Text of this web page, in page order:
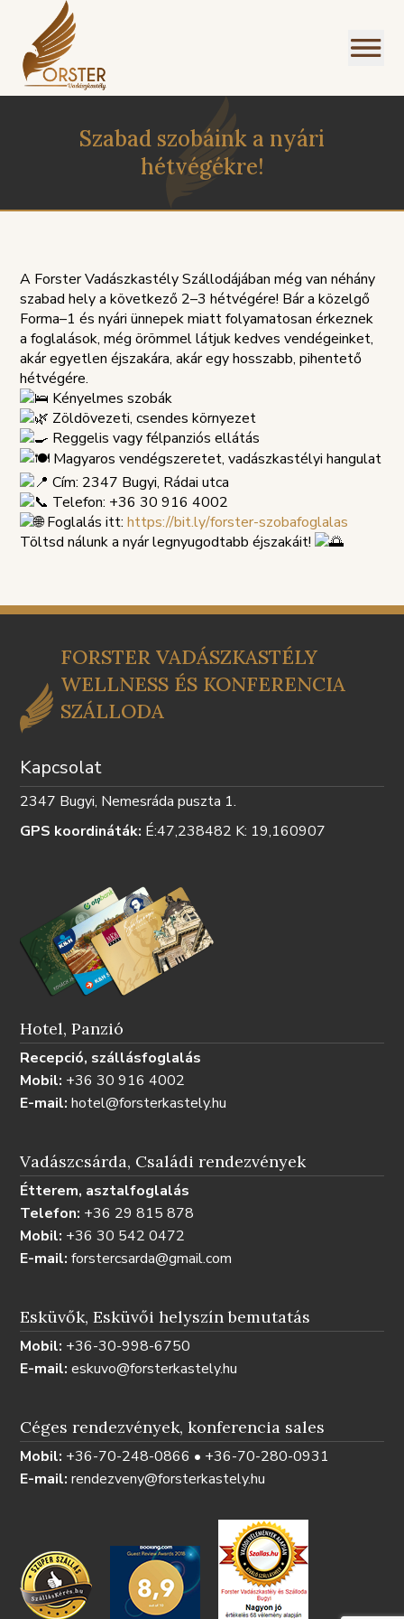
ÁLLÁSAJÁNLATOKSZOLGÁLTATÁSI
TÁJÉKOZTATÓ
Szabad szobáink a nyári
hétvégékre!
A Forster Vadászkastély Szállodájában még van néhány
szabad hely a következő 2–3 hétvégére! Bár a közelgő
Forma–1 és nyári ünnepek miatt folyamatosan érkeznek
a foglalások, még örömmel látjuk kedves vendégeinket,
akár egyetlen éjszakára, akár egy hosszabb, pihentető
hétvégére.
Kényelmes szobák
Zöldövezeti, csendes környezet
Reggelis vagy félpanziós ellátás
Magyaros vendégszeretet, vadászkastélyi hangulat
Cím: 2347 Bugyi, Rádai utca
Telefon: +36 30 916 4002
Foglalás itt:https://bit.ly/forster-szobafoglalas
Töltsd nálunk a nyár legnyugodtabb éjszakáit!
FORSTER VADÁSZKASTÉLY
WELLNESS ÉS KONFERENCIA
SZÁLLODA
Kapcsolat
2347 Bugyi, Nemesráda puszta 1.
GPS koordináták: É:47,238482 K: 19,160907
Hotel, Panzió
Recepció, szállásfoglalás
Mobil: +36 30 916 4002
E-mail: hotel@forsterkastely.hu
Vadászcsárda, Családi rendezvények
Étterem, asztalfoglalás
Telefon: +36 29 815 878
Mobil: +36 30 542 0472
E-mail: forstercsarda@gmail.com
Esküvők, Esküvői helyszín bemutatás
Mobil: +36-30-998-6750
E-mail: eskuvo@forsterkastely.hu
Céges rendezvények, konferencia sales
Mobil: +36-70-248-0866 • +36-70-280-0931
E-mail:rendezveny@forsterkastely.hu